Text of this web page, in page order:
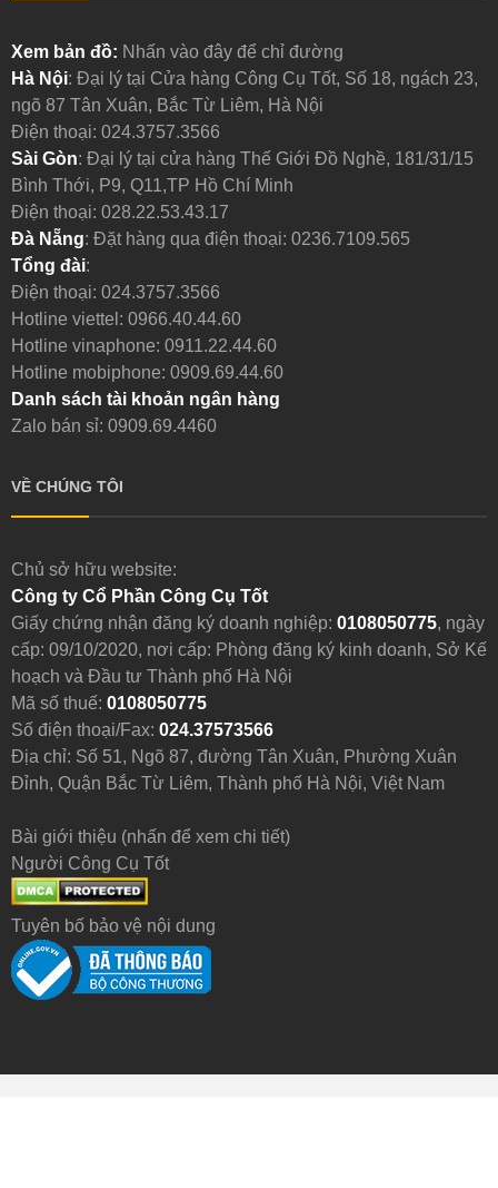
Xem bản đồ: Nhấn vào đây để chỉ đường
Hà Nội: Đại lý tại Cửa hàng Công Cụ Tốt, Số 18, ngách 23,
ngõ 87 Tân Xuân, Bắc Từ Liêm, Hà Nội
Điện thoại: 024.3757.3566
Sài Gòn: Đại lý tại cửa hàng Thế Giới Đồ Nghề, 181/31/15
Bình Thới, P9, Q11,TP Hồ Chí Minh
Điện thoại: 028.22.53.43.17
Đà Nẵng: Đặt hàng qua điện thoại: 0236.7109.565
Tổng đài:
Điện thoại: 024.3757.3566
Hotline viettel: 0966.40.44.60
Hotline vinaphone: 0911.22.44.60
Hotline mobiphone: 0909.69.44.60
Danh sách tài khoản ngân hàng
Zalo bán sỉ: 0909.69.4460
VỀ CHÚNG TÔI
Chủ sở hữu website:
Công ty Cổ Phần Công Cụ Tốt
Giấy chứng nhận đăng ký doanh nghiệp: 0108050775, ngày
cấp: 09/10/2020, nơi cấp: Phòng đăng ký kinh doanh, Sở Kế
hoạch và Đầu tư Thành phố Hà Nội
Mã số thuế: 0108050775
Số điện thoại/Fax: 024.37573566
Địa chỉ: Số 51, Ngõ 87, đường Tân Xuân, Phường Xuân
Đỉnh, Quận Bắc Từ Liêm, Thành phố Hà Nội, Việt Nam
Bài giới thiệu (nhấn để xem chi tiết)
Người Công Cụ Tốt
Tuyên bố bảo vệ nội dung